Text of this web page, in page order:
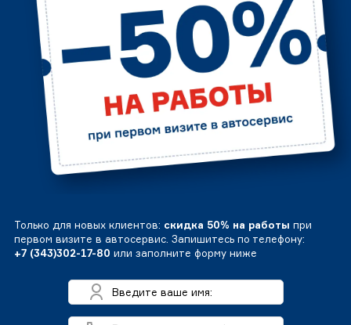
Только для новых клиентов: скидка 50% на работы при
первом визите в автосервис. Запишитесь по телефону:
+7 (343)302-17-80 или заполните форму ниже